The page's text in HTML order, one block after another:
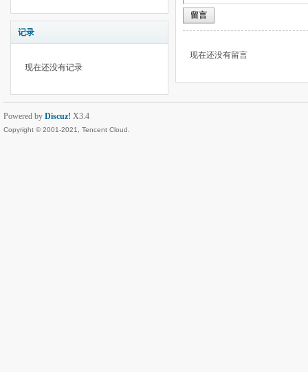
记录
现在还没有记录
留言
现在还没有留言
Powered by Discuz! X3.4
Copyright © 2001-2021, Tencent Cloud.